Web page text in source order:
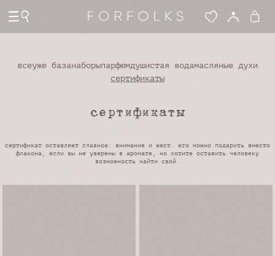
всеуже базанаборыпарфюмдушистая водамасляные духи
сертификаты
сертификаты
сертификат оставляет главное: внимание и жест. его можно подарить вместо
флакона, если вы не уверены в аромате, но хотите оставить человеку
возможность найти свой.